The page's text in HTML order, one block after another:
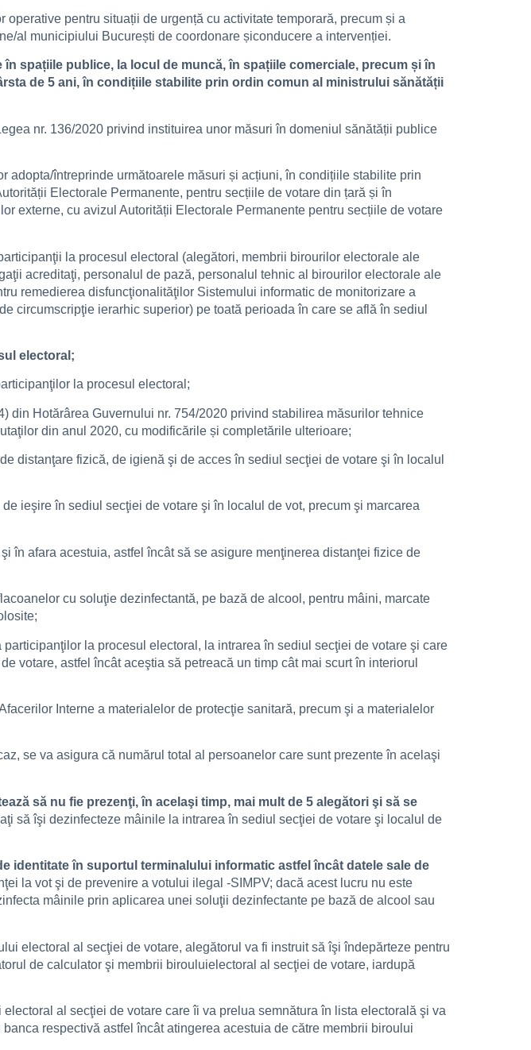
pentru situații de urgență cu activitate temporară, precum și a
al municipiului București de coordonare șiconducere a intervenției.
spațiile publice, la locul de muncă, în spațiile comerciale, precum și în
de 5 ani, în condițiile stabilite prin ordin comun al ministrului sănătății
nr. 136/2020 privind instituirea unor măsuri în domeniul sănătății publice
întreprinde următoarele măsuri și acțiuni, în condițiile stabilite prin
Electorale Permanente, pentru secțiile de votare din țară și în
externe, cu avizul Autorității Electorale Permanente pentru secțiile de votare
la procesul electoral (alegători, membrii birourilor electorale ale
acreditaţi, personalul de pază, personalul tehnic al birourilor electorale ale
remedierea disfuncţionalităţilor Sistemului informatic de monitorizare a
circumscripţie ierarhic superior) pe toată perioada în care se află în sediul
electoral;
la procesul electoral;
din Hotărârea Guvernului nr. 754/2020 privind stabilirea măsurilor tehnice
din anul 2020, cu modificările și completările ulterioare;
distanţare fizică, de igienă şi de acces în sediul secţiei de votare şi în localul
ieşire în sediul secţiei de votare şi în localul de vot, precum şi marcarea
în afara acestuia, astfel încât să se asigure menţinerea distanţei fizice de
cu soluţie dezinfectantă, pe bază de alcool, pentru mâini, marcate
la procesul electoral, la intrarea în sediul secţiei de votare şi care
votare, astfel încât aceştia să petreacă un timp cât mai scurt în interiorul
Interne a materialelor de protecţie sanitară, precum şi a materialelor
se va asigura că numărul total al persoanelor care sunt prezente în acelaşi
să nu fie prezenţi, în acelaşi timp, mai mult de 5 alegători şi să se
să îşi dezinfecteze mâinile la intrarea în sediul secţiei de votare şi localul de
identitate în suportul terminalului informatic astfel încât datele sale de
la vot şi de prevenire a votului ilegal -SIMPV; dacă acest lucru nu este
mâinile prin aplicarea unei soluţii dezinfectante pe bază de alcool sau
electoral al secţiei de votare, alegătorul va fi instruit să îşi îndepărteze pentru
de calculator şi membrii birouluielectoral al secţiei de votare, iardupă
al secţiei de votare care îi va prelua semnătura în lista electorală şi va
respectivă astfel încât atingerea acestuia de către membrii biroului